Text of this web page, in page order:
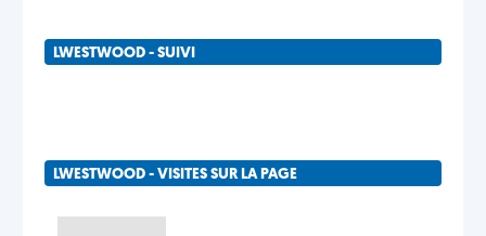
LWESTWOOD - SUIVI
LWESTWOOD - VISITES SUR LA PAGE